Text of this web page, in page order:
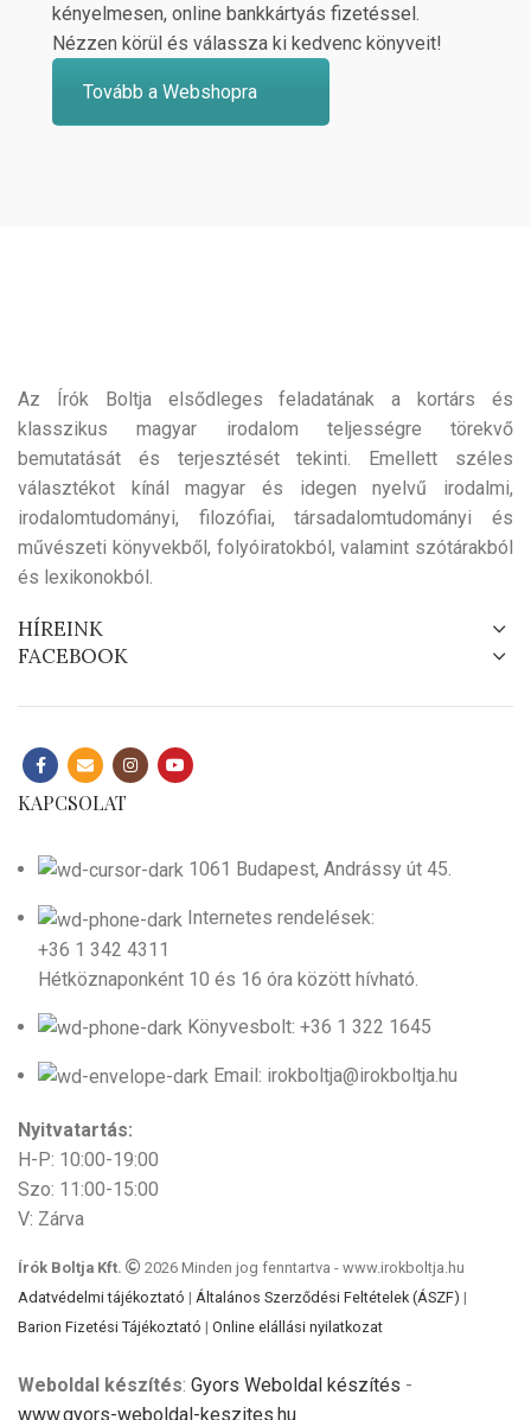
kényelmesen, online bankkártyás fizetéssel.
Nézzen körül és válassza ki kedvenc könyveit!
Tovább a Webshopra
Az Írók Boltja elsődleges feladatának a kortárs és
klasszikus magyar irodalom teljességre törekvő
bemutatását és terjesztését tekinti. Emellett széles
választékot kínál magyar és idegen nyelvű irodalmi,
irodalomtudományi, filozófiai, társadalomtudományi és
művészeti könyvekből, folyóiratokból, valamint szótárakból
és lexikonokból.
HÍREINK
FACEBOOK
KAPCSOLAT
1061 Budapest, Andrássy út 45.
Internetes rendelések:
+36 1 342 4311
Hétköznaponként 10 és 16 óra között hívható.
Könyvesbolt: +36 1 322 1645
Email: irokboltja@irokboltja.hu
Nyitvatartás:
H-P: 10:00-19:00
Szo: 11:00-15:00
V: Zárva
Írók Boltja Kft.
2026 Minden jog fenntartva - www.irokboltja.hu
Adatvédelmi tájékoztató | Általános Szerződési Feltételek (ÁSZF) |
Barion Fizetési Tájékoztató | Online elállási nyilatkozat
Weboldal készítés: Gyors Weboldal készítés -
www.gyors-weboldal-keszites.hu